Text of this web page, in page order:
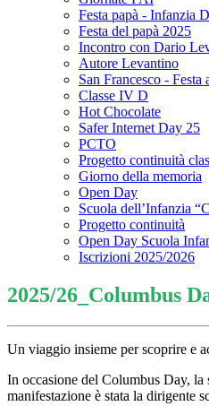
Festa papà - Infanzia
Festa del papà 2025
Incontro con Dario
Autore Levantino
San Francesco - Festa
Classe IV D
Hot Chocolate
Safer Internet Day 25
PCTO
Progetto continuità
Giorno della memoria
Open Day
Scuola dell’Infanzia
Progetto continuità
Open Day Scuola
Iscrizioni 2025/2026
2025/26_Columbus
Un viaggio insieme per scoprire e
In occasione del Columbus Day,
manifestazione è stata la dirigente